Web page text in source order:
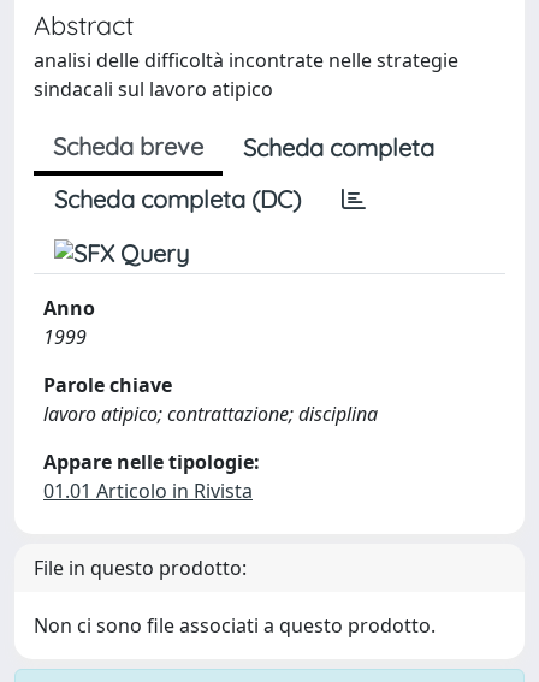
Abstract
analisi delle difficoltà incontrate nelle strategie
sindacali sul lavoro atipico
Scheda breve
Scheda completa
Scheda completa (DC)
Anno
1999
Parole chiave
lavoro atipico; contrattazione; disciplina
Appare nelle tipologie:
01.01 Articolo in Rivista
File in questo prodotto:
Non ci sono file associati a questo prodotto.